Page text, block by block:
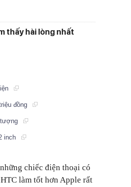
thấy hài lòng nhất
đồng
inch
chiếc điện thoại có
làm tốt hơn Apple rất